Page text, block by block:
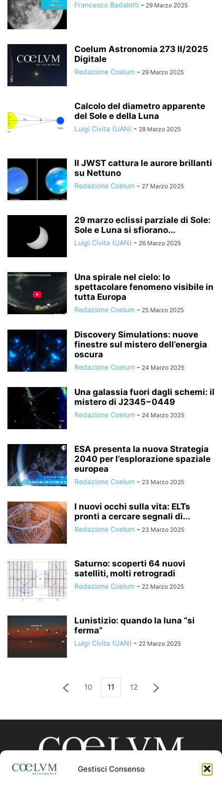
Gestisci Consenso
Francesco Badalotti - 29 Marzo 2025
Coelum Astronomia 273 II/2025
Digitale
Redazione Coelum - 29 Marzo 2025
Calcolo del diametro apparente
del Sole e della Luna
Luigi Civita (UAN) - 28 Marzo 2025
Il JWST cattura le aurore brillanti
su Nettuno
Redazione Coelum - 27 Marzo 2025
29 marzo eclissi parziale di Sole:
Sole e Luna si sfiorano...
Luigi Civita (UAN) - 26 Marzo 2025
Una spirale nel cielo: lo
spettacolare fenomeno visibile in
tutta Europa
Redazione Coelum - 25 Marzo 2025
Discovery Simulations: nuove
finestre sul mistero dell’energia
oscura
Redazione Coelum - 24 Marzo 2025
Una galassia fuori dagli schemi: il
mistero di J2345−0449
Redazione Coelum - 24 Marzo 2025
ESA presenta la nuova Strategia
2040 per l’esplorazione spaziale
europea
Redazione Coelum - 23 Marzo 2025
I nuovi occhi sulla vita: ELTs
pronti a cercare segnali di...
Redazione Coelum - 23 Marzo 2025
Saturno: scoperti 64 nuovi
satelliti, molti retrogradi
Redazione Coelum - 22 Marzo 2025
Lunistizio: quando la luna “si
ferma”
Luigi Civita (UAN) - 22 Marzo 2025
10 11 12